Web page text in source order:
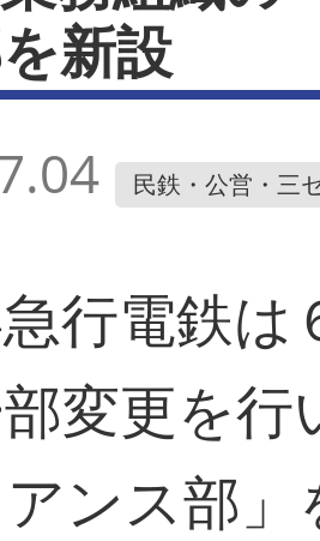
新設
民鉄・公営・三
行電鉄は
変更を
ンス部